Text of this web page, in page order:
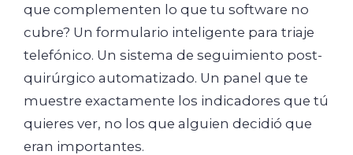
que complementen lo que tu software no
cubre? Un formulario inteligente para triaje
telefónico. Un sistema de seguimiento post-
quirúrgico automatizado. Un panel que te
muestre exactamente los indicadores que tú
quieres ver, no los que alguien decidió que
eran importantes.